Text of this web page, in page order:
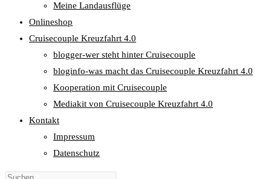
Meine Landausflüge
Onlineshop
Cruisecouple Kreuzfahrt 4.0
blogger-wer steht hinter Cruisecouple
bloginfo-was macht das Cruisecouple Kreuzfahrt 4.0
Kooperation mit Cruisecouple
Mediakit von Cruisecouple Kreuzfahrt 4.0
Kontakt
Impressum
Datenschutz